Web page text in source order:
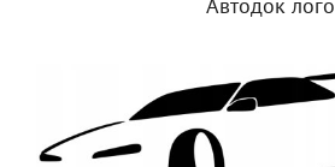
Автодок лого